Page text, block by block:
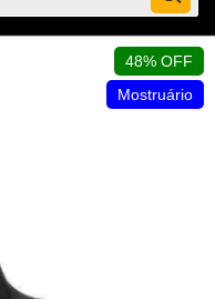
48% OFF
Mostruário